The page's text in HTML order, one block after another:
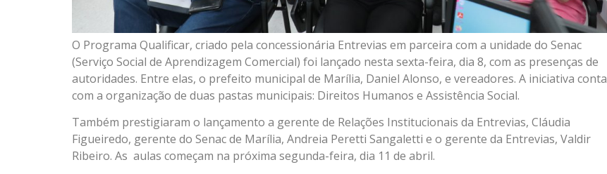
O Programa Qualificar, criado pela concessionária Entrevias em parceira com a unidade do Senac
(Serviço Social de Aprendizagem Comercial) foi lançado nesta sexta-feira, dia 8, com as presenças de
autoridades. Entre elas, o prefeito municipal de Marília, Daniel Alonso, e vereadores. A iniciativa conta
com a organização de duas pastas municipais: Direitos Humanos e Assistência Social.
Também prestigiaram o lançamento a gerente de Relações Institucionais da Entrevias, Cláudia
Figueiredo, gerente do Senac de Marília, Andreia Peretti Sangaletti e o gerente da Entrevias, Valdir
Ribeiro. As aulas começam na próxima segunda-feira, dia 11 de abril.